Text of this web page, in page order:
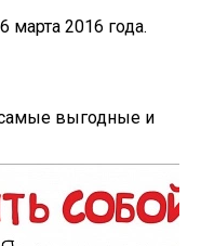
марта 2016 года.
выгодные и